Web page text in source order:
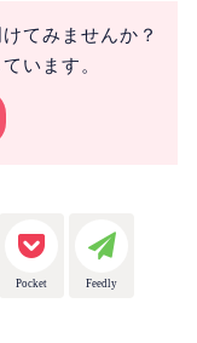
てみませんか？
います。
Pocket Feedly